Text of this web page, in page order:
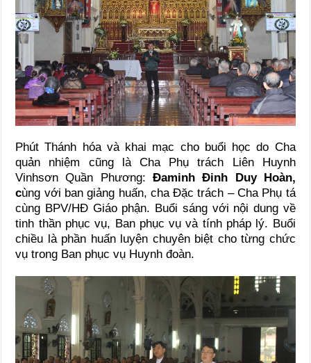
Phút Thánh hóa và khai mạc cho buổi học do Cha
quản nhiệm cũng là Cha Phụ trách Liên Huynh
Vinhsơn Quần Phương: Đaminh Đinh Duy Hoàn,
cùng với ban giảng huấn, cha Đặc trách – Cha Phụ tá
cùng BPV/HĐ Giáo phận. Buổi sáng với nội dung về
tinh thần phục vụ, Ban phục vụ và tính pháp lý. Buổi
chiều là phần huấn luyện chuyên biệt cho từng chức
vụ trong Ban phục vụ Huynh đoàn.